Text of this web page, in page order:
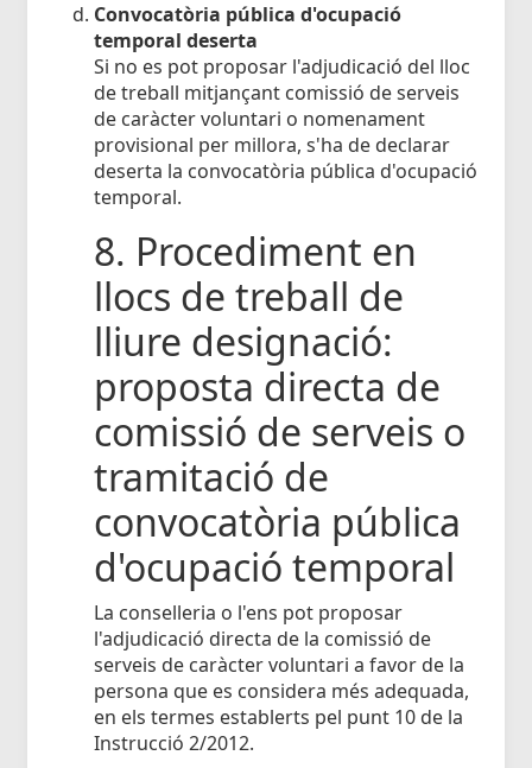
Convocatòria pública d'ocupació
temporal deserta
Si no es pot proposar l'adjudicació del lloc
de treball mitjançant comissió de serveis
de caràcter voluntari o nomenament
provisional per millora, s'ha de declarar
deserta la convocatòria pública d'ocupació
temporal.
8. Procediment en
llocs de treball de
lliure designació:
proposta directa de
comissió de serveis o
tramitació de
convocatòria pública
d'ocupació temporal
La conselleria o l'ens pot proposar
l'adjudicació directa de la comissió de
serveis de caràcter voluntari a favor de la
persona que es considera més adequada,
en els termes establerts pel punt 10 de la
Instrucció 2/2012.